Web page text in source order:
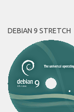
DEBIAN 9 STRETCH